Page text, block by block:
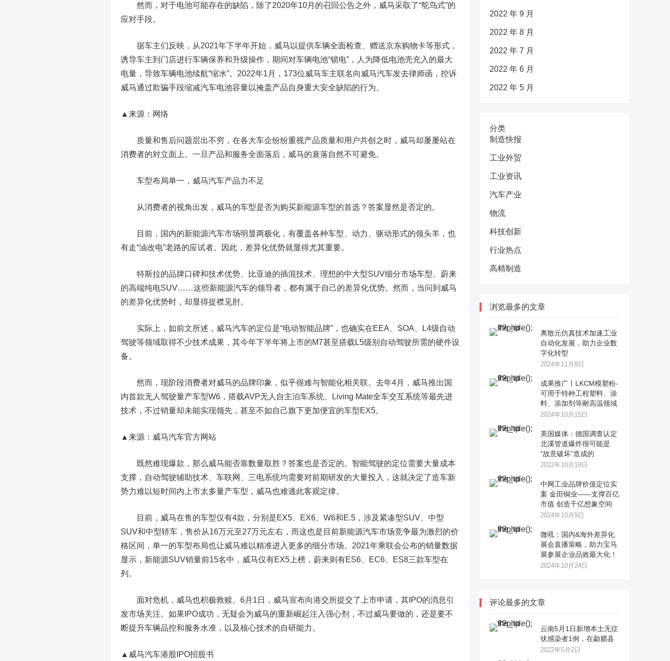
然而， 对于电池可能存在的缺陷，除了2020年10月的召回公告之外，威马采取了“鸵鸟式”的
应对手段。
据车主们反映，从2021年下半年开始，威马以提供车辆全面检查、赠送京东购物卡等形式，
诱导车主到门店进行车辆保养和升级操作，期间对车辆电池“锁电”，人为降低电池壳充入的最大
电量，导致车辆电池续航“缩水”。2022年1月，173位威马车主联名向威马汽车发去律师函，控诉
威马通过欺骗手段缩减汽车电池容量以掩盖产品自身重大安全缺陷的行为。
▲来源：网络
质量和售后问题层出不穷，在各大车企纷纷重视产品质量和用户共创之时，威马却屡屡站在
消费者的对立面上。一旦产品和服务全面落后，威马的衰落自然不可避免。
车型布局单一，威马汽车产品力不足
从消费者的视角出发，威马的车型是否为购买新能源车型的首选？答案显然是否定的。
目前，国内的新能源汽车市场明显两极化，有覆盖各种车型、动力、驱动形式的领头羊，也
有走“油改电”老路的应试者。因此，差异化优势就显得尤其重要。
特斯拉的品牌口碑和技术优势、 比亚迪的插混技术、理想的中大型SUV细分市场车型、蔚来
的高端纯电SUV……这些新能源汽车的领导者，都有属于自己的差异化优势。然而，当问到威马
的差异化优势时，却显得捉襟见肘。
实际上，如前文所述，威马汽车的定位是“电动智能品牌”，也确实在EEA、SOA、L4级自动
驾驶等领域取得不少技术成果，其今年下半年将上市的M7甚至搭载L5级别自动驾驶所需的硬件设
备。
然而，现阶段消费者对威马的品牌印象，似乎很难与智能化相关联。去年4月，威马推出国
内首款无人驾驶量产车型W6，搭载AVP无人自主泊车系统、Living Mate全车交互系统等最先进
技术， 不过销量却未能实现领先，甚至不如自己旗下更加便宜的车型EX5。
▲来源：威马汽车官方网站
既然难现爆款，那么威马能否靠数量取胜？答案也是否定的。智能驾驶的定位需要大量成本
支撑，自动驾驶辅助技术、车联网、三电系统均需要对前期研发的大量投入，这就决定了造车新
势力难以短时间内上市太多量产车型，威马也难逃此客观定律。
目前，威马在售的车型仅有4款，分别是EX5、EX6、W6和E.5，涉及紧凑型SUV、中型
SUV和中型轿车，售价从16万元至27万元左右，而这也是目前新能源汽车市场竞争最为激烈的价
格区间，单一的车型布局也让威马难以精准进入更多的细分市场。2021年乘联会公布的销量数据
显示，新能源SUV销量前15名中，威马仅有EX5上榜，蔚来则有ES6、EC6、ES8三款车型在
列。
面对危机，威马也积极救赎。 6月1日，威马宣布向港交所提交了上市申请，其IPO的消息引
发市场关注。如果IPO成功，无疑会为威马的重新崛起注入强心剂，不过威马要做的，还是要不
断提升车辆品控和服务水准，以及核心技术的自研能力。
▲威马汽车港股IPO招股书
2022 年 9 月
2022 年 8 月
2022 年 7 月
2022 年 6 月
2022 年 5 月
分类
制造快报
工业外贸
工业资讯
汽车产业
物流
科技创新
行业热点
高精制造
浏览最多的文章
离散元仿真技术加速工业
自动化发展，助力企业数
字化转型
2024年11月8日
成果推广丨LKCM模塑粉-
可用于特种工程塑料、涂
料、添加剂等耐高温领域
2024年10月15日
美国媒体：德国调查认定
北溪管道爆炸很可能是
“故意破坏”造成的
2022年10月19日
中网工业品牌价值定位实
案 金田铜业——支撑百亿
市值 创造千亿想象空间
2024年10月9日
微吼：国内&海外差异化
展会直播策略，助力宝马
展参展企业品效最大化！
2024年10月24日
评论最多的文章
云南5月1日新增本土无症
状感染者1例，在勐腊县
2022年5月2日